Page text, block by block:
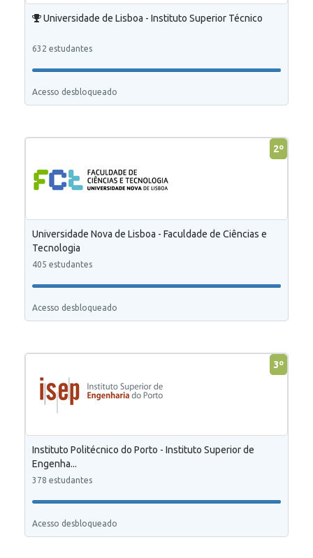
Universidade de Lisboa - Instituto Superior Técnico
632 estudantes
Acesso desbloqueado
2º
Universidade Nova de Lisboa - Faculdade de Ciências e
Tecnologia
405 estudantes
Acesso desbloqueado
3º
Instituto Politécnico do Porto - Instituto Superior de
Engenha...
378 estudantes
Acesso desbloqueado